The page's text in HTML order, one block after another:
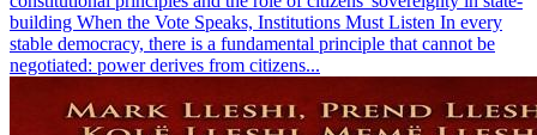
building When the Vote Speaks, Institutions Must Listen In every
stable democracy, there is a fundamental principle that cannot be
negotiated: power derives from citizens...